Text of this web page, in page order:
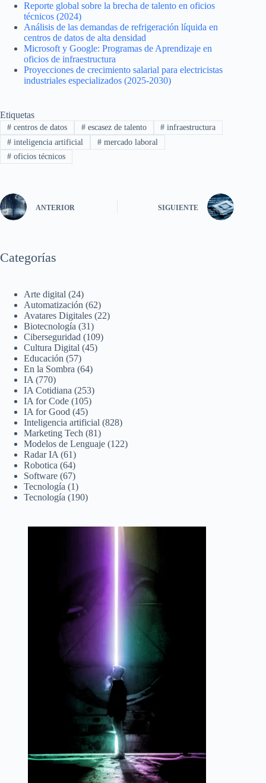
Reporte global sobre la brecha de talento en oficios
técnicos (2024)
Análisis de las demandas de refrigeración líquida en
centros de datos de alta densidad
Microsoft y Google: Programas de Aprendizaje en
oficios de infraestructura
Proyecciones de crecimiento salarial para electricistas
industriales especializados (2025-2030)
Etiquetas
#centros de datos #escasez de talento # infraestructura
#inteligencia artificial #mercado laboral
#oficios técnicos
ANTERIOR SIGUIENTE
Categorías
Arte digital (24)
Automatización (62)
Avatares Digitales (22)
Biotecnología (31)
Ciberseguridad (109)
Cultura Digital (45)
Educación (57)
En la Sombra (64)
IA (770)
IA Cotidiana (253)
IA for Code (105)
IA for Good (45)
Inteligencia artificial (828)
Marketing Tech (81)
Modelos de Lenguaje (122)
Radar IA (61)
Robotica (64)
Software (67)
Tecnología (1)
Tecnología (190)